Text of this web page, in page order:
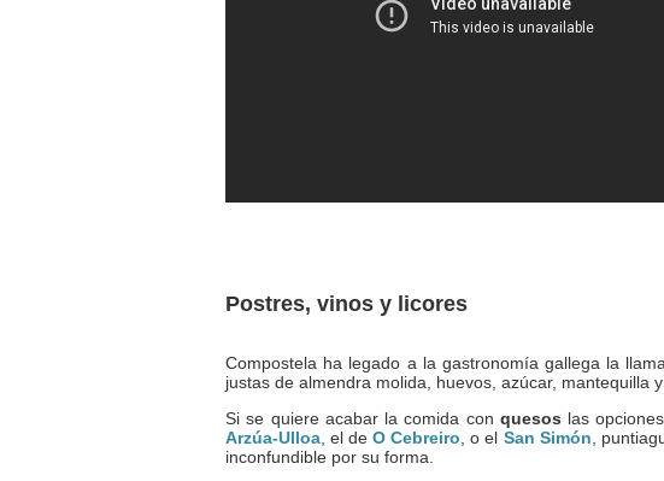
Postres, vinos y licores
Compostela ha legado a la gastronomía gallega la
justas de almendra molida, huevos, azúcar, mantequilla
Si se quiere acabar la comida con quesos las
Arzúa-Ulloa , el deO Cebreiro , o el San Simón ,
inconfundible por su forma.